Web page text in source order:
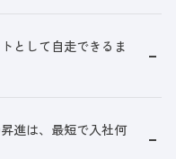
として自走できるま
進は、最短で入社何